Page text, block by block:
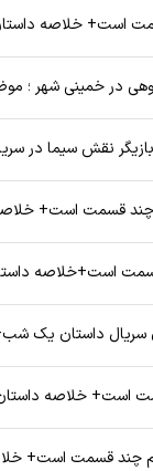
است+ خلاصه
در خمینی شهر ؛
نقش سیما در
چند قسمت است+
است+خلاصه
سریال داستان یک
است+ خلاصه داستان
چند قسمت است+